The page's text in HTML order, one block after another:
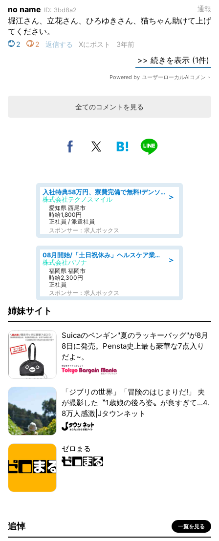
全てのコメントを見る
＞
入社特典58万円、寮費完備で無料!デンソーで働こう!自動車工場で小型部品の検査業務 denso aichi
株式会社テクノスマイル
愛知県 西尾市
時給1,800円
正社員 / 派遣社員
スポンサー：求人ボックス
＞
08月開始/「土日祝休み」ヘルスケア業界の産業保健師/高時給/未経験OK/要資格:保健師、正看護師
株式会社パソナ
福岡県 福岡市
時給2,300円
正社員
スポンサー：求人ボックス
姉妹サイト
Suicaのペンギン"夏のラッキーバッグ"が8月
8日に発売。Pensta史上最も豪華な7点入り
だよ~。
「ジブリの世界」「冒険のはじまりだ!」 夫
が撮影した〝1歳娘の後ろ姿〟が良すぎて...4.
8万人感激|Jタウンネット
ゼロまる
追悼 一覧を見る